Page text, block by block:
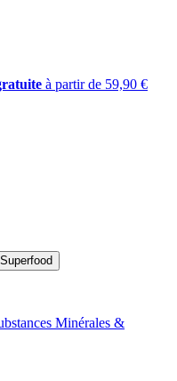
à partir de 59,90 €
Minérales &